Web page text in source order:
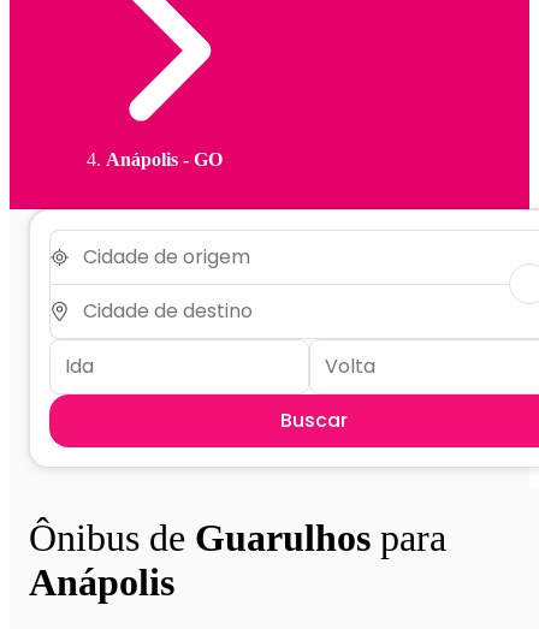
Anápolis - GO
Buscar
Ônibus de Guarulhos para
Anápolis